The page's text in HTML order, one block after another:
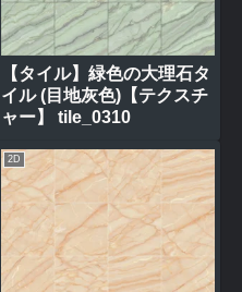
【タイル】緑色の大理石タ
イル (目地灰色)【テクスチ
ャー】 tile_0310
2D